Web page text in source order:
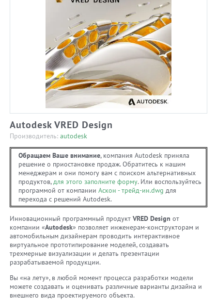
Autodesk VRED Design
Производитель: autodesk
Обращаем Ваше внимание, компания Autodesk приняла
решение о приостановке продаж. Обратитесь к нашим
менеджерам и они помогу вам с поиском альтернативных
продуктов,для этого заполните форму. Или воспользуйтесь
программой от компании Аскон - трейд-ин.dwg для
перехода с решений Autodesk.
Инновационный программный продукт VRED Design от
компании «Autodesk» позволяет инженерам-конструкторам и
автомобильным дизайнерам проводить интерактивное
виртуальное прототипирование моделей, создавать
трехмерные визуализации и делать презентации
разрабатываемой продукции.
Вы «на лету», в любой момент процесса разработки модели
можете создавать и оценивать различные варианты дизайна и
внешнего вида проектируемого объекта.